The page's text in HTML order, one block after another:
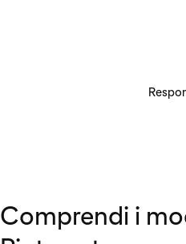
Comprendi i